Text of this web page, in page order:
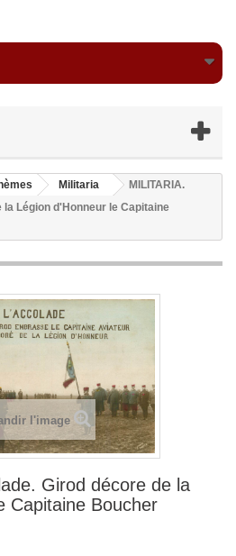
Militaria
MILITARIA.
Légion d'Honneur le Capitaine
l'image
Girod décore de la
Capitaine Boucher